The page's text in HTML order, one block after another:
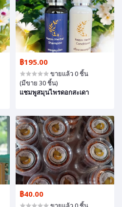
฿195.00
ขายแล้ว 0 ชิ้น
(มีขาย 30 ชิ้น)
แชมพูสมุนไพรดอกสะเดา
฿40.00